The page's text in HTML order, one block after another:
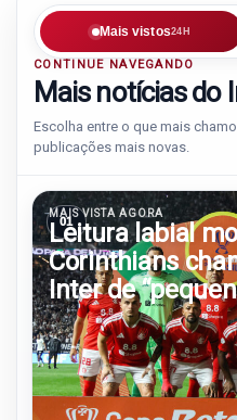
Mais vistos24H
CONTINUE NAVEGANDO
Mais notícias do
Escolha entre o que mais
publicações mais novas.
01
MAIS VISTA AGORA
Leitura labial
Corinthians
Inter de